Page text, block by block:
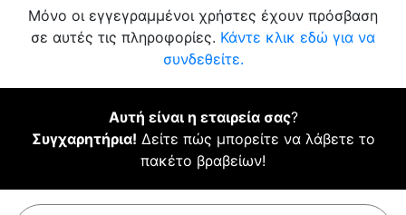
Μόνο οι εγγεγραμμένοι χρήστες έχουν πρόσβαση
σε αυτές τις πληροφορίες. Κάντε κλικ εδώ για να
συνδεθείτε.
Αυτή είναι η εταιρεία σας?
Συγχαρητήρια! Δείτε πώς μπορείτε να λάβετε το
πακέτο βραβείων!